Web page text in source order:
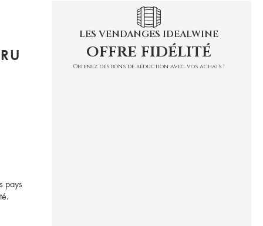
pays
LES VENDANGES IDEALWINE
offre fidélité
Obtenez des bons de réduction avec vos achats !